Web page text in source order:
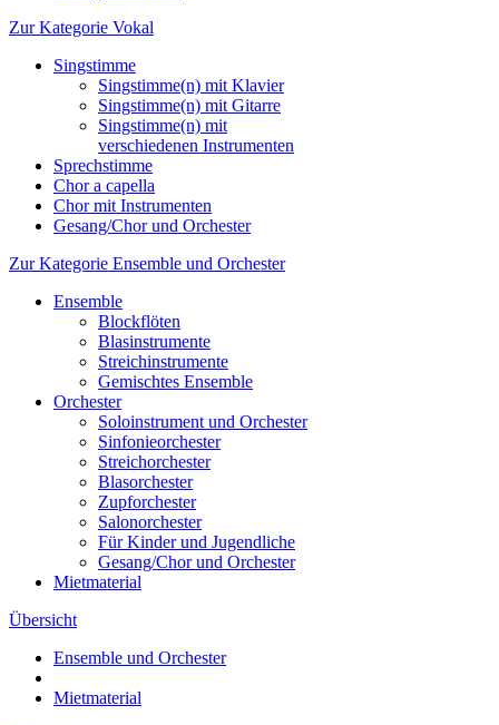
Zur Kategorie Vokal
Singstimme
Singstimme(n) mit Klavier
Singstimme(n) mit Gitarre
Singstimme(n) mit
verschiedenen Instrumenten
Sprechstimme
Chor a capella
Chor mit Instrumenten
Gesang/Chor und Orchester
Zur Kategorie Ensemble und Orchester
Ensemble
Blockflöten
Blasinstrumente
Streichinstrumente
Gemischtes Ensemble
Orchester
Soloinstrument und Orchester
Sinfonieorchester
Streichorchester
Blasorchester
Zupforchester
Salonorchester
Für Kinder und Jugendliche
Gesang/Chor und Orchester
Mietmaterial
Übersicht
Ensemble und Orchester
Mietmaterial